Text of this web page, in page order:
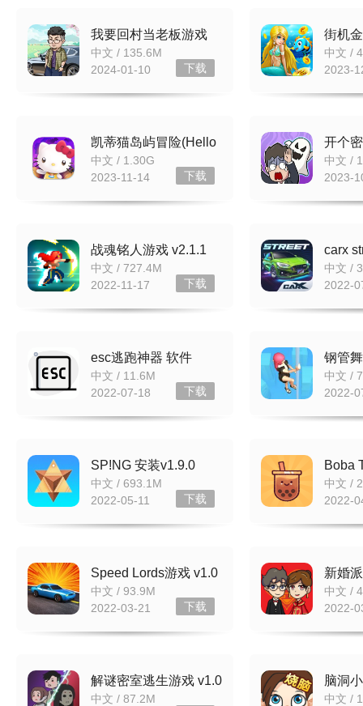
我要回村当老板游戏
800 能提现 v1.0.0
中文 / 135.6M
2024-01-10
下载
街机
苹果
中文 /
2023-
凯蒂猫岛屿冒险(Hello
Kitty Island Adventure)
免费下载 v1.2.5
中文 / 1.30G
2023-11-14
下载
开个
锤锤版
中文 /
2023-
战魂铭人游戏 v2.1.1
官方版
中文 / 727.4M
2022-11-17
下载
carx
v0.3.1
中文 /
2022-
esc逃跑神器 软件
v3.3.0
中文 / 11.6M
2022-07-18
下载
钢管
最新版
中文 /
2022-
SP!NG 安装v1.9.0
中文 / 693.1M
2022-05-11
下载
Boba
v1.0.2
中文 /
2022-
Speed Lords游戏 v1.0
官方版
中文 / 93.9M
2022-03-21
下载
新婚
方版
中文 /
2022-
解谜密室逃生游戏 v1.0
官方版
中文 / 87.2M
脑洞
官方版
中文 /